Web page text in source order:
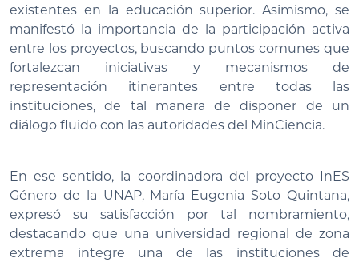
existentes en la educación superior. Asimismo, se
manifestó la importancia de la participación activa
entre los proyectos, buscando puntos comunes que
fortalezcan iniciativas y mecanismos de
representación itinerantes entre todas las
instituciones, de tal manera de disponer de un
diálogo fluido con las autoridades del MinCiencia.
En ese sentido, la coordinadora del proyecto InES
Género de la UNAP, María Eugenia Soto Quintana,
expresó su satisfacción por tal nombramiento,
destacando que una universidad regional de zona
extrema integre una de las instituciones de